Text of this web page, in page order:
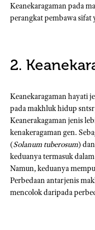
Keanekaragaman pada
perangkat pembawa sifat
2.
Keanekaragaman hayati
pada makhluk hidup
Keanerakagaman jenis
kenakeragaman gen.
(Solanum tuberosum)
keduanya termasuk
Namun, keduanya
Perbedaan antarjenis
mencolok daripada